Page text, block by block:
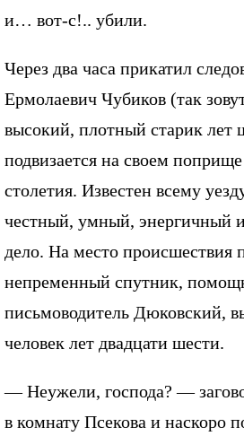
и… вот-с!.. убили.
Через два часа прикатил
Ермолаевич Чубиков (так
высокий, плотный старик лет
подвизается на своем
столетия. Известен всему
честный, умный, энергичный
дело. На место происшествия
непременный спутник,
письмоводитель Дюковский,
человек лет двадцати шести.
— Неужели, господа? —
в комнату Псекова и наскоро